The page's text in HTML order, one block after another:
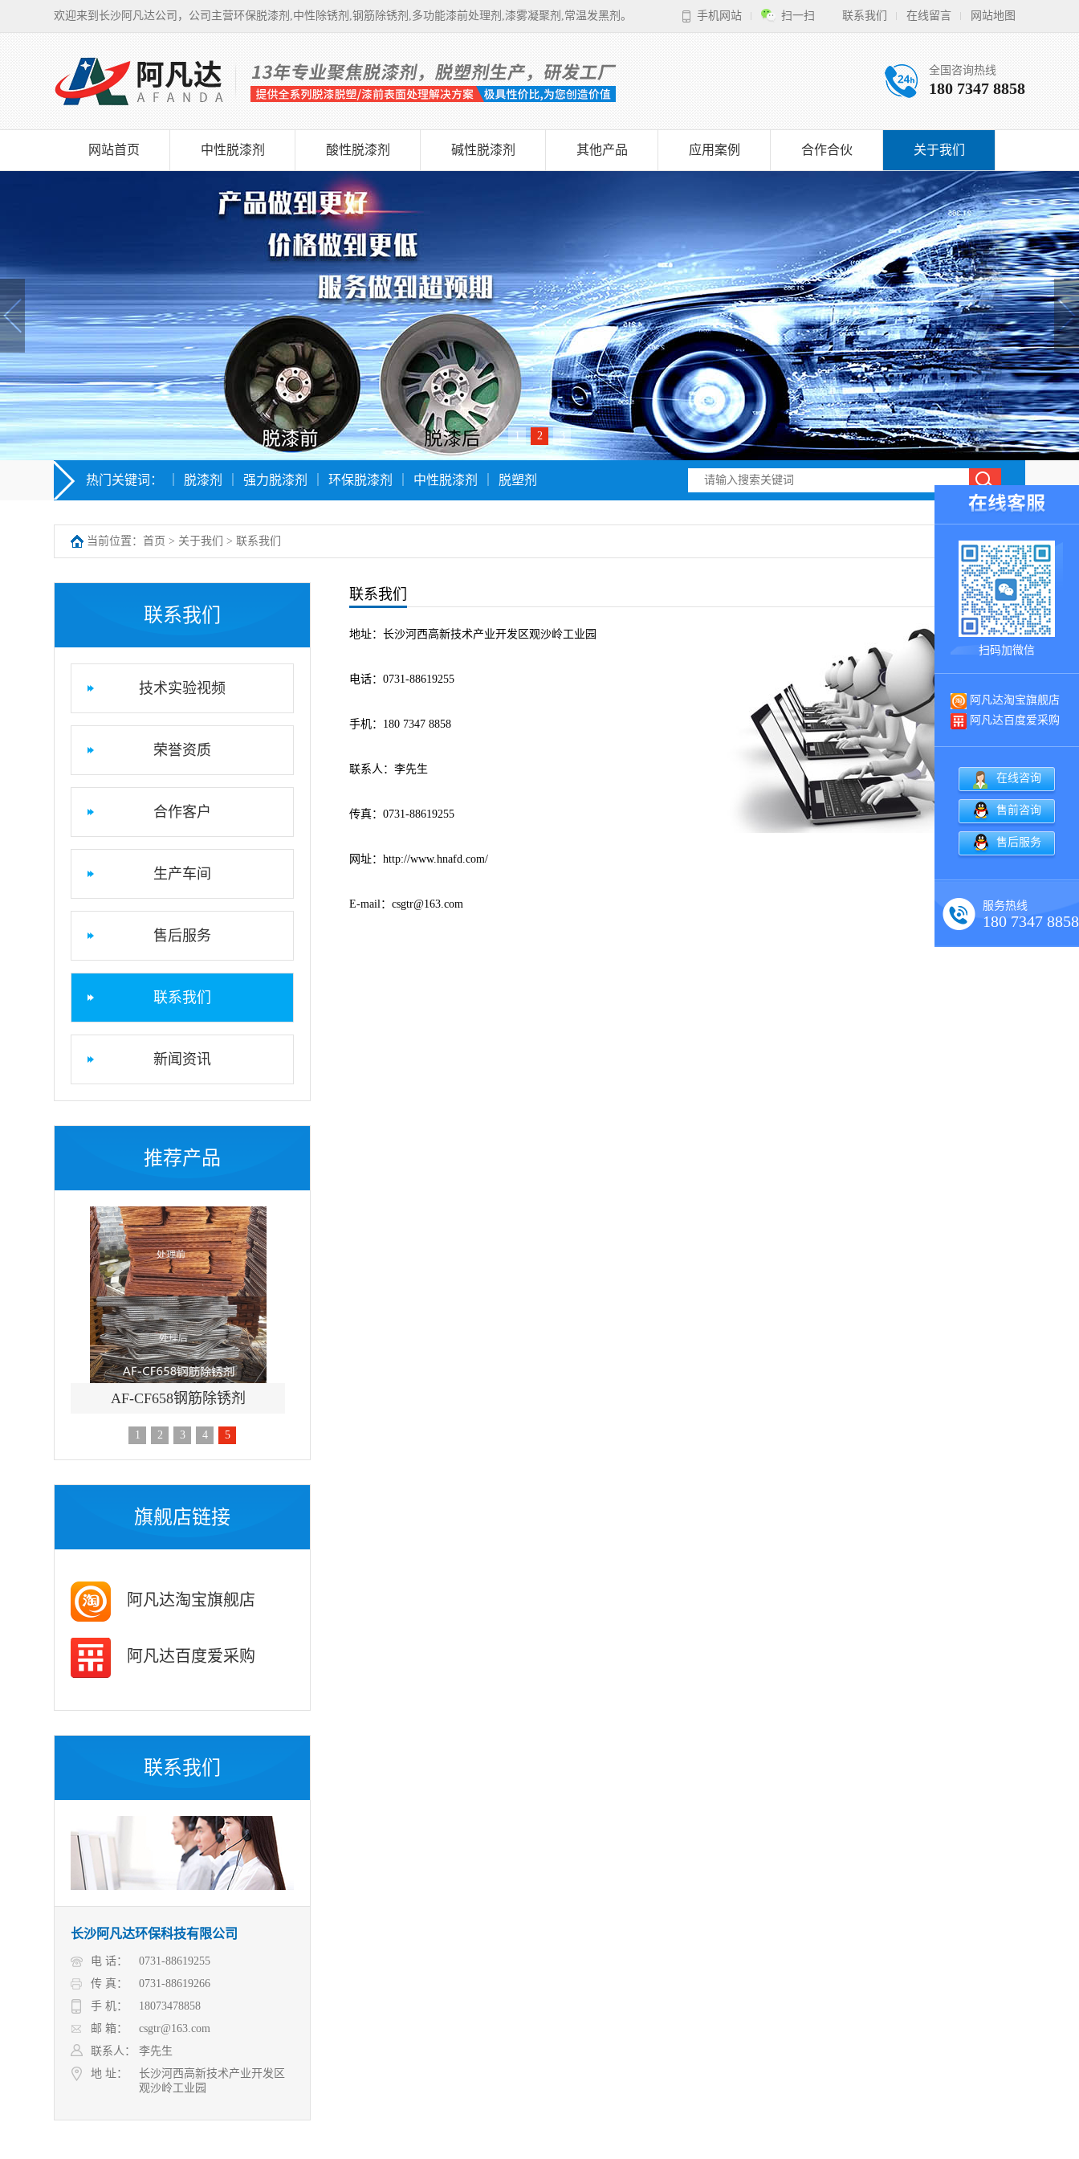
欢迎来到长沙阿凡达公司，公司主营环保脱漆剂,中性除锈剂,钢筋除锈剂,多功能漆前处理剂,漆雾凝聚剂,常温发黑剂。 联系我们 在线留言 网站地图
手机网站 扫一扫
全国咨询热线
180 7347 8858
网站首页 中性脱漆剂 酸性脱漆剂 碱性脱漆剂 其他产品 应用案例 合作合伙 关于我们
1 2 3
热门关键词： 脱漆剂 强力脱漆剂 环保脱漆剂 中性脱漆剂 脱塑剂
当前位置： 首页 > 关于我们 > 联系我们
联系我们
技术实验视频
荣誉资质
合作客户
生产车间
售后服务
联系我们
新闻资讯
推荐产品
AF-CF658钢筋除锈剂
1 2 3 4 5
旗舰店链接
阿凡达淘宝旗舰店
阿凡达百度爱采购
联系我们
长沙阿凡达环保科技有限公司
电 话：
0731-88619255
传 真：
0731-88619266
手 机：
18073478858
邮 箱：
csgtr@163.com
联系人：
李先生
地 址：
长沙河西高新技术产业开发区
观沙岭工业园
联系我们
地址：长沙河西高新技术产业开发区观沙岭工业园
电话：0731-88619255
手机：180 7347 8858
联系人：李先生
传真：0731-88619255
网址：http://www.hnafd.com/
E-mail：csgtr@163.com
扫码加微信
阿凡达淘宝旗舰店
阿凡达百度爱采购
在线咨询
售前咨询
售后服务
服务热线
180 7347 8858